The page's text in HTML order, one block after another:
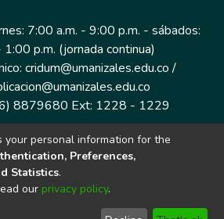
7:00 a.m. - 9:00 p.m. - sábados:
p.m. (jornada continua)
cridum@umanizales.edu.co /
8879680 Ext: 1228 - 1229
# 19-03 Edificio histórico, piso 1
Manizales, Caldas
Colombia.
your personal information for the
Preferences,
Statistics.
our privacy policy.